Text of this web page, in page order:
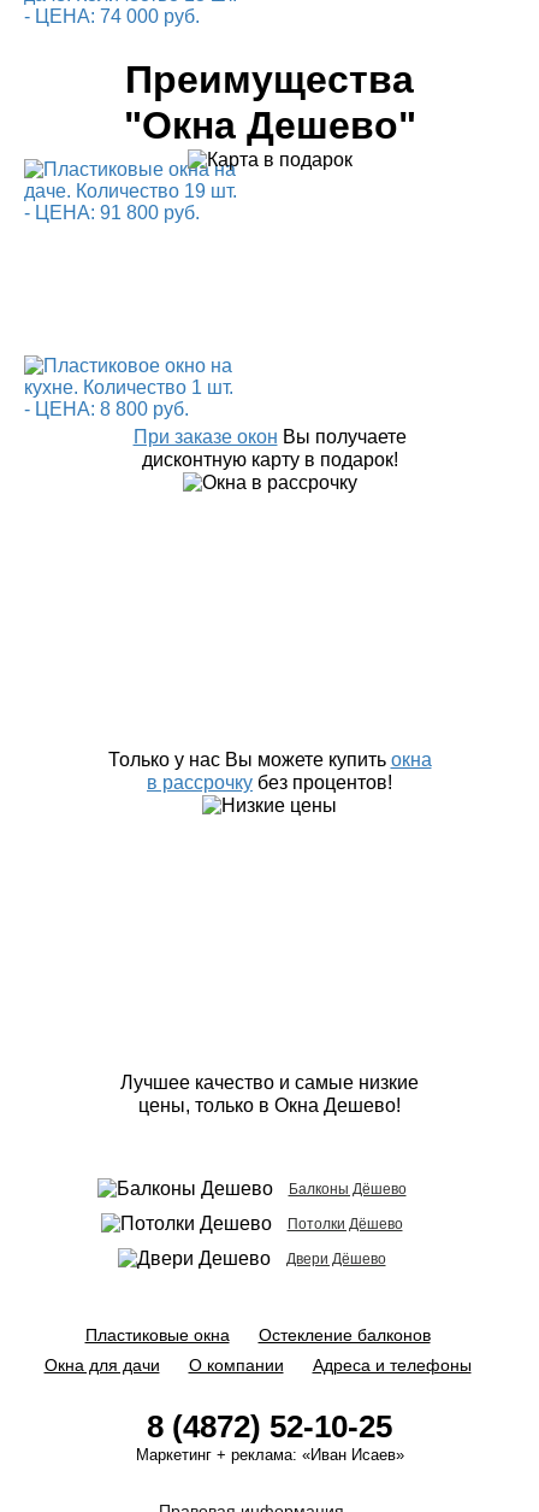
Преимущества
"Окна Дешево"
При заказе окон Вы получаете
дисконтную карту в подарок!
Только у нас Вы можете купить окна
в рассрочку без процентов!
Лучшее качество и самые низкие
цены, только в Окна Дешево!
Балконы Дёшево
Потолки Дёшево
Двери Дёшево
Пластиковые окна
Остекление балконов
Окна для дачи
О компании Адреса и телефоны
8 (4872) 52-10-25
Маркетинг + реклама: «Иван Исаев»